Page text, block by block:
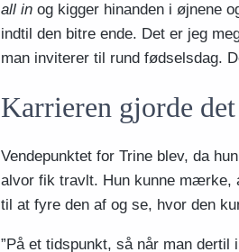
all in og kigger hinanden i øjnene
indtil den bitre ende. Det er jeg
man inviterer til rund fødselsdag.
Karrieren gjorde
Vendepunktet for Trine blev, da
alvor fik travlt. Hun kunne mærke,
til at fyre den af og se, hvor den
”På et tidspunkt, så når man